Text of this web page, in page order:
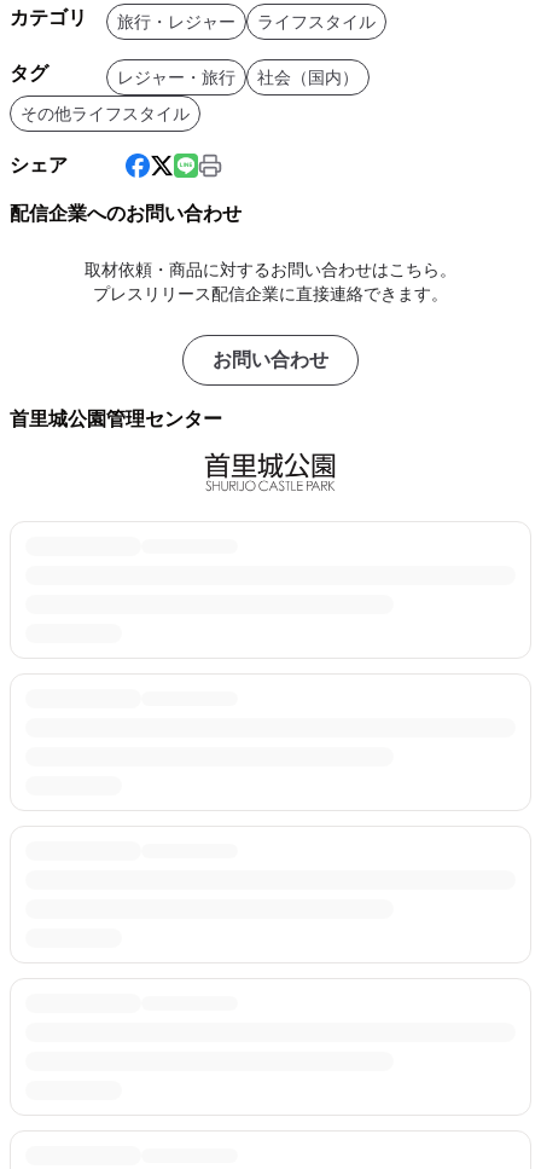
カテゴリ 旅行・レジャー ライフスタイル
タグ レジャー・旅行
社会（国内）
その他ライフスタイル
シェア
配信企業へのお問い合わせ
取材依頼・商品に対するお問い合わせはこちら。
プレスリリース配信企業に直接連絡できます。
お問い合わせ
首里城公園管理センター